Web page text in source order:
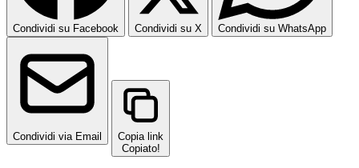
Condividi su Facebook Condividi su X Condividi su WhatsApp
Condividi via Email
Copia link
Copiato!